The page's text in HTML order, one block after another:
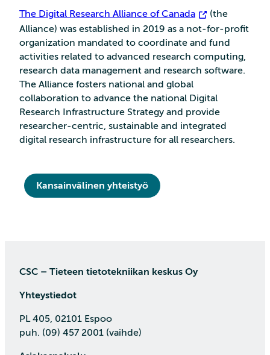
The Digital Research Alliance of Canada
(the
Alliance) was established in 2019 as a not-for-profit
organization mandated to coordinate and fund
activities related to advanced research computing,
research data management and research software.
The Alliance fosters national and global
collaboration to advance the national Digital
Research Infrastructure Strategy and provide
researcher-centric, sustainable and integrated
digital research infrastructure for all researchers.
Kansainvälinen yhteistyö
CSC – Tieteen tietotekniikan keskus Oy
Yhteystiedot
PL 405, 02101 Espoo
puh. (09) 457 2001 (vaihde)